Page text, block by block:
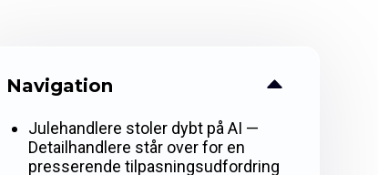
Navigation
Julehandlere stoler dybt på AI —
Detailhandlere står over for en
presserende tilpasningsudfordring